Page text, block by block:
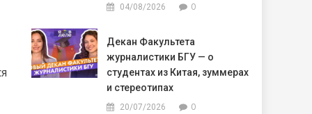
04/08/2026 0
Декан Факультета
журналистики БГУ — о
студентах из Китая, зуммерах
и стереотипах
20/07/2026 0